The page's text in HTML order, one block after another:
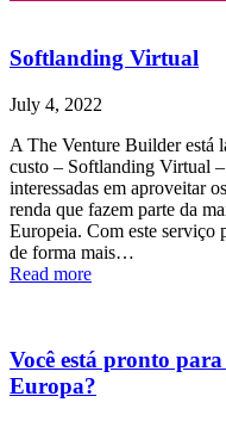
Softlanding Virtual
July 4, 2022
A The Venture Builder está
custo – Softlanding Virtual
interessadas em aproveitar
renda que fazem parte da
Europeia. Com este serviço
de forma mais…
Read more
Você está pronto
Europa?